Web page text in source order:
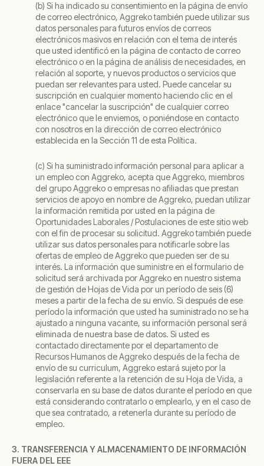
(b) Si ha indicado su consentimiento en la página de envío
de correo electrónico, Aggreko también puede utilizar sus
datos personales para futuros envíos de correos
electrónicos masivos en relación con el tema de interés
que usted identificó en la página de contacto de correo
electrónico o en la página de análisis de necesidades, en
relación al soporte, y nuevos productos o servicios que
puedan ser relevantes para usted. Puede cancelar su
suscripción en cualquier momento haciendo clic en el
enlace "cancelar la suscripción" de cualquier correo
electrónico que le enviemos, o poniéndose en contacto
con nosotros en la dirección de correo electrónico
establecida en la Sección 11 de esta Política.
(c) Si ha suministrado información personal para aplicar a
un empleo con Aggreko, acepta que Aggreko, miembros
del grupo Aggreko o empresas no afiliadas que prestan
servicios de apoyo en nombre de Aggreko, puedan utilizar
la información remitida por usted en la página de
Oportunidades Laborales / Postulaciones de este sitio web
con el fin de procesar su solicitud. Aggreko también puede
utilizar sus datos personales para notificarle sobre las
ofertas de empleo de Aggreko que pueden ser de su
interés. La información que suministre en el formulario de
solicitud será archivada por Aggreko en nuestro sistema
de gestión de Hojas de Vida por un período de seis (6)
meses a partir de la fecha de su envío. Si después de ese
período la información que usted ha suministrado no se ha
ajustado a ninguna vacante, su información personal será
eliminada de nuestra base de datos. Si usted es
contactado directamente por el departamento de
Recursos Humanos de Aggreko después de la fecha de
envío de su curriculum, Aggreko estará sujeto por la
legislación referente a la retención de su Hoja de Vida, a
conservarla en su base de datos durante el período en que
está considerando contratarlo o emplearlo, y en el caso de
que sea contratado, a retenerla durante su período de
empleo.
3. TRANSFERENCIA Y ALMACENAMIENTO DE INFORMACIÓN
FUERA DEL EEE